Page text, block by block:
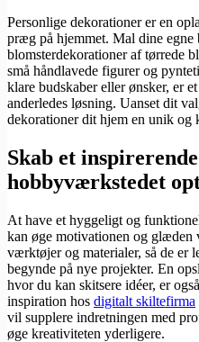
Personlige dekorationer er en
præg på hjemmet. Mal dine
blomsterdekorationer af tørrede
små håndlavede figurer og
klare budskaber eller ønsker, er et
anderledes løsning. Uanset dit
dekorationer dit hjem en unik og
Skab et
hobbyværkstedet
At have et hyggeligt og
kan øge motivationen og glæden
værktøjer og materialer, så de er
begynde på nye projekter. En
hvor du kan skitsere idéer, er
inspiration hos digitalt skiltefirma
vil supplere indretningen med
øge kreativiteten yderligere.